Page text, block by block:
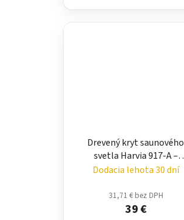
Drevený kryt saunového
svetla Harvia 917-A –
tienidlo na svetlo do
Dodacia lehota 30 dní
31,71 € bez DPH
39 €